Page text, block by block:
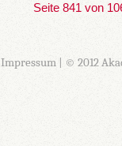
Seite 841 von
Impressum| © 2012